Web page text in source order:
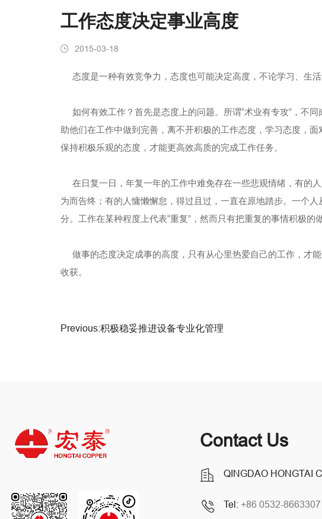
工作态度决定事业高度
2015-03-18
态度是一种有效竞争力，态度也可能决定高度，不论学习、生活
如何有效工作？首先是态度上的问题。所谓“术业有专攻”，不
助他们在工作中做到完善，离不开积极的工作态度，学习态度，
保持积极乐观的态度，才能更高效高质的完成工作任务。
在日复一日，年复一年的工作中难免存在一些悲观情绪，有的
为而告终；有的人慵懒懈怠，得过且过，一直在原地踏步。一个
分。工作在某种程度上代表“重复”，然而只有把重复的事情积极的
做事的态度决定成事的高度，只有从心里热爱自己的工作，才
收获。
Previous:积极稳妥推进设备专业化管理
Contact Us
QINGDAO HONGTAI
Tel: +86 0532-